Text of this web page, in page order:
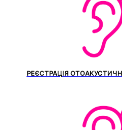
РЕЄСТРАЦІЯ